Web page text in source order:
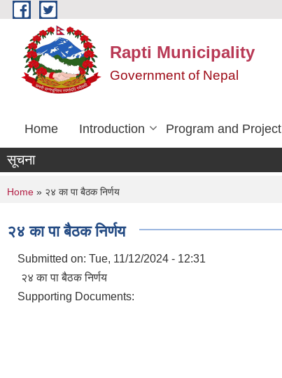
Skip to main content
Rapti Municipality
Government of Nepal
Home Introduction Program and Project
सूचना
You are here
Home » २४ का पा बैठक निर्णय
२४ का पा बैठक निर्णय
Submitted on: Tue, 11/12/2024 - 12:31
२४ का पा बैठक निर्णय
Supporting Documents: